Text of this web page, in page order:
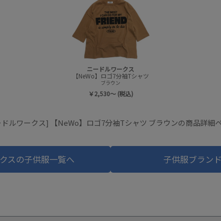
ニードルワークス
【NeWo】ロゴ7分袖Tシャツ
ブラウン
￥2,530～ (税込)
ルワークス] 【NeWo】ロゴ7分袖Tシャツ ブラウンの商品詳細
スの子供服一覧へ 子供服ブラン